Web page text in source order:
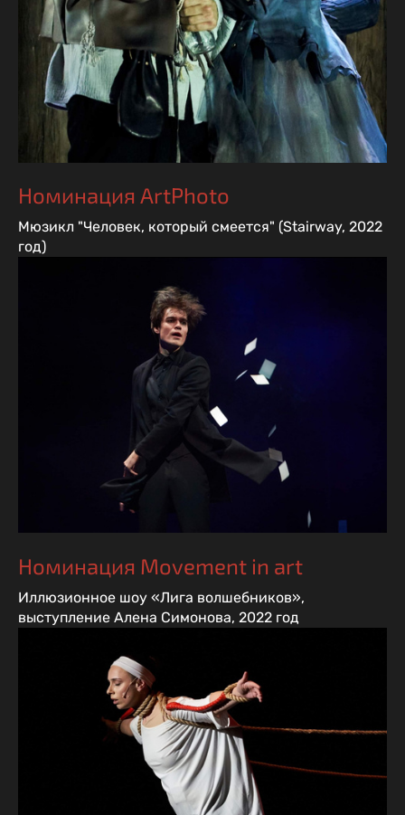
Номинация ArtPhoto
Мюзикл "Человек, который смеется" (Stairway, 2022
год)
Номинация Movement in art
Иллюзионное шоу «Лига волшебников»,
выступление Алена Симонова, 2022 год